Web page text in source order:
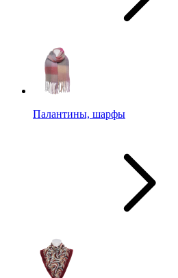
Палантины, шарфы